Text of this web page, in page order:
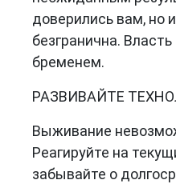
доверились вам, но
безгранична.
бременем.
РАЗВИВАЙТЕ
Выживание
Реагируйте на
забывайте о